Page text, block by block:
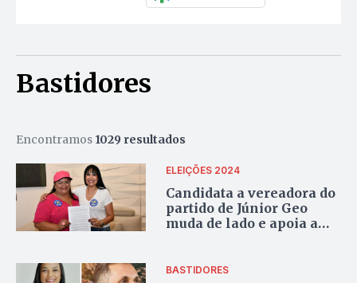
Bastidores
Encontramos 1029 resultados
ELEIÇÕES 2024
Candidata a vereadora do
partido de Júnior Geo
muda de lado e apoia a
BASTIDORES